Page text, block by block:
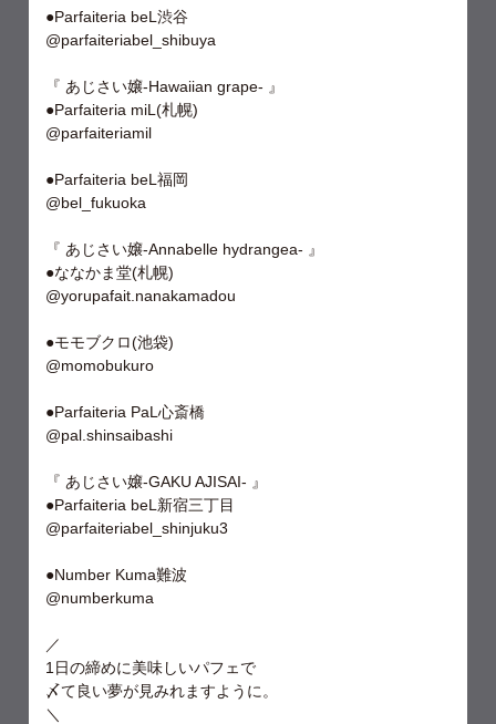
●Parfaiteria beL渋谷
@parfaiteriabel_shibuya
『 あじさい嬢-Hawaiian grape- 』
●Parfaiteria miL(札幌)
@parfaiteriamil
●Parfaiteria beL福岡
@bel_fukuoka
『 あじさい嬢-Annabelle hydrangea- 』
●ななかま堂(札幌)
@yorupafait.nanakamadou
●モモブクロ(池袋)
@momobukuro
●Parfaiteria PaL心斎橋
@pal.shinsaibashi
『 あじさい嬢-GAKU AJISAI- 』
●Parfaiteria beL新宿三丁目
@parfaiteriabel_shinjuku3
●Number Kuma難波
@numberkuma
／
1日の締めに美味しいパフェで
〆て良い夢が見みれますように。
＼